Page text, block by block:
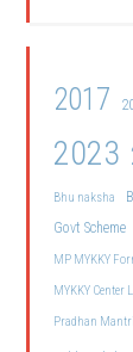
2017
2023
Bhu naksha
Govt Scheme
MP MYKKY
MYKKY Center
Pradhan